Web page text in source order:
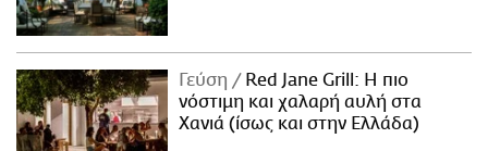
Γεύση
Red Jane Grill: Η πιο
νόστιμη και χαλαρή αυλή στα
Χανιά (ίσως και στην Ελλάδα)